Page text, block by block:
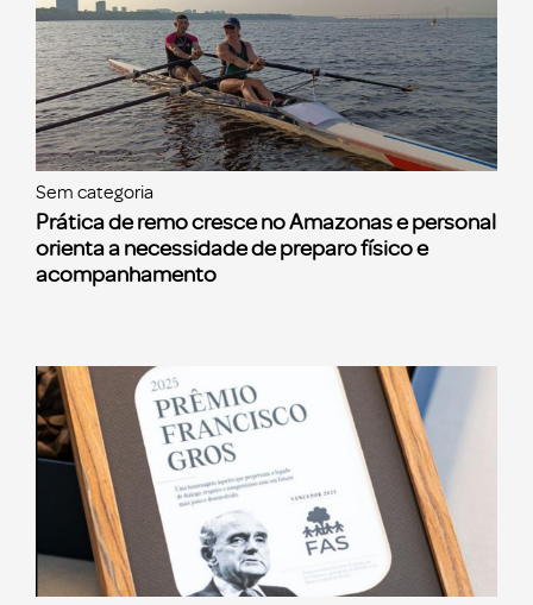
Sem categoria
Prática de remo cresce no Amazonas e personal
orienta a necessidade de preparo físico e
acompanhamento